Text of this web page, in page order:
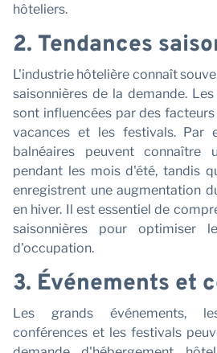
hôteliers.
2. Tendances
L'industrie hôtelière connaît
saisonnières de la demande.
sont influencées par des
vacances et les festivals. Par
balnéaires peuvent
pendant les mois d'été, tandis
enregistrent une augmentation
en hiver. Il est essentiel de
saisonnières pour
d'occupation.
3. Événements et
Les grands événements,
conférences et les festivals